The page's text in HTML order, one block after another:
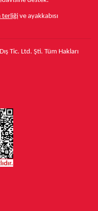
terliği ve ayakkabısı
Tic. Ltd. Şti. Tüm Hakları